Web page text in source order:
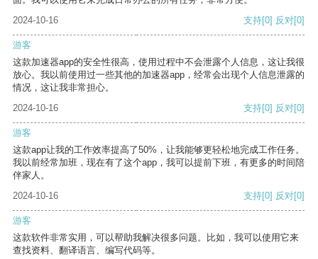
2024-10-16
支持[0] 反对[0]
游客
这款加速器app的安全性很高，使用过程中不会泄露个人信息，这让我很
放心。我以前使用过一些其他的加速器app，经常会出现个人信息泄露的
情况，这让我非常担心。
2024-10-16
支持[0] 反对[0]
游客
这款app让我的工作效率提高了50%，让我能够更轻松地完成工作任务。
我以前经常加班，现在有了这个app，我可以提前下班，有更多的时间陪
伴家人。
2024-10-16
支持[0] 反对[0]
游客
这款软件非常实用，可以帮助我解决很多问题。比如，我可以使用它来
查找资料、翻译语言、编写代码等。